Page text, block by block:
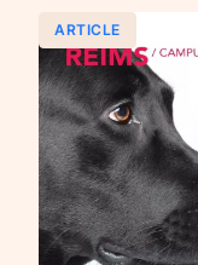
ARTICLE